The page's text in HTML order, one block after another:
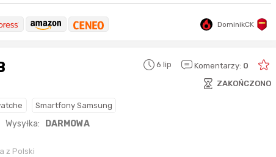
DominikCK
6 lip Komentarzy: 0
ZAKOŃCZONO
Smartfony Samsung
Wysyłka: DARMOWA
z Polski